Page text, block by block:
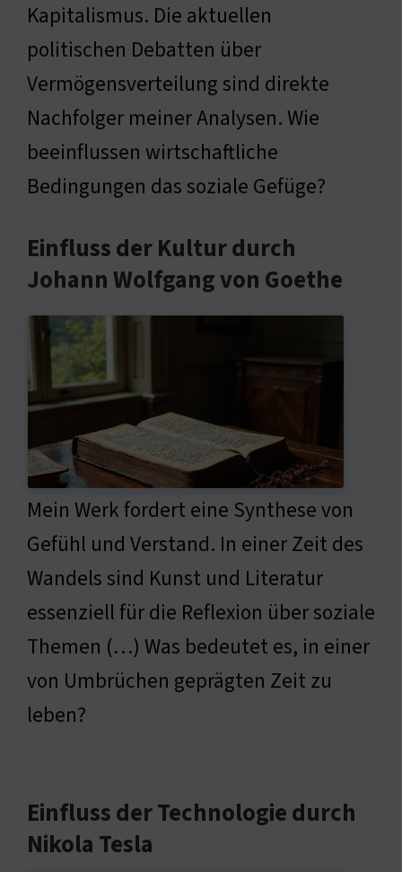
Kapitalismus. Die aktuellen
politischen Debatten über
Vermögensverteilung sind direkte
Nachfolger meiner Analysen. Wie
beeinflussen wirtschaftliche
Bedingungen das soziale Gefüge?
Einfluss der Kultur durch
Johann Wolfgang von Goethe
Mein Werk fordert eine Synthese von
Gefühl und Verstand. In einer Zeit des
Wandels sind Kunst und Literatur
essenziell für die Reflexion über soziale
Themen (…) Was bedeutet es, in einer
von Umbrüchen geprägten Zeit zu
leben?
Einfluss der Technologie durch
Nikola Tesla